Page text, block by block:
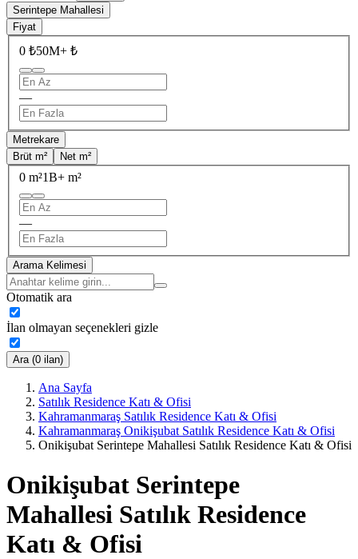
Serintepe Mahallesi
Fiyat
0 ₺50M+ ₺
—
Metrekare
Brüt m²
Net m²
0 m²1B+ m²
—
Arama Kelimesi
Otomatik ara
İlan olmayan seçenekleri gizle
Ara (0 ilan)
Ana Sayfa
Satılık Residence Katı & Ofisi
Kahramanmaraş Satılık Residence Katı & Ofisi
Kahramanmaraş Onikişubat Satılık Residence Katı & Ofisi
Onikişubat Serintepe Mahallesi Satılık Residence Katı & Ofisi
Onikişubat Serintepe
Mahallesi Satılık Residence
Katı & Ofisi